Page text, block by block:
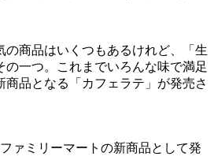
の商品はいくつもあるけれど、「生
の一つ。これまでいろんな味で満足
商品となる「カフェラテ」が発売さ
ァミリーマートの新商品として発